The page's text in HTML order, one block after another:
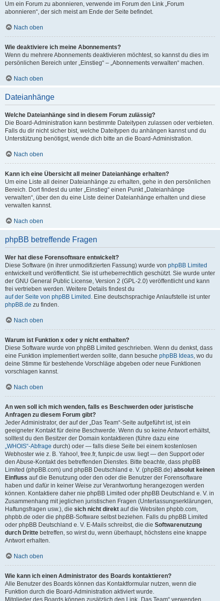
Um ein Forum zu abonnieren, verwende im Forum den Link „Forum
abonnieren“, der sich meist am Ende der Seite befindet.
Nach oben
Wie deaktiviere ich meine Abonnements?
Wenn du mehrere Abonnements deaktivieren möchtest, so kannst du dies im
persönlichen Bereich unter „Einstieg“ – „Abonnements verwalten“ machen.
Nach oben
Dateianhänge
Welche Dateianhänge sind in diesem Forum zulässig?
Die Board-Administration kann bestimmte Dateitypen zulassen oder verbieten.
Falls du dir nicht sicher bist, welche Dateitypen du anhängen kannst und du
Unterstützung benötigst, wende dich bitte an die Board-Administration.
Nach oben
Kann ich eine Übersicht all meiner Dateianhänge erhalten?
Um eine Liste all deiner Dateianhänge zu erhalten, gehe in den persönlichen
Bereich. Dort findest du unter „Einstieg“ einen Punkt „Dateianhänge
verwalten“, über den du eine Liste deiner Dateianhänge erhalten und diese
verwalten kannst.
Nach oben
phpBB betreffende Fragen
Wer hat diese Forensoftware entwickelt?
Diese Software (in ihrer unmodifizierten Fassung) wurde von phpBB Limited
entwickelt und veröffentlicht. Sie ist urheberrechtlich geschützt. Sie wurde unter
der GNU General Public License, Version 2 (GPL-2.0) veröffentlicht und kann
frei vertrieben werden. Weitere Details findest du
auf der Seite von phpBB Limited . Eine deutschsprachige Anlaufstelle ist unter
phpBB.de zu finden.
Nach oben
Warum ist Funktion x oder y nicht enthalten?
Diese Software wurde von phpBB Limited geschrieben. Wenn du denkst, dass
eine Funktion implementiert werden sollte, dann besuche phpBB Ideas, wo du
deine Stimme für bestehende Vorschläge abgeben oder neue Funktionen
vorschlagen kannst.
Nach oben
An wen soll ich mich wenden, falls es Beschwerden oder juristische
Anfragen zu diesem Forum gibt?
Jeder Administrator, der auf der „Das Team“-Seite aufgeführt ist, ist ein
geeigneter Kontakt für deine Beschwerde. Wenn du so keine Antwort erhältst,
solltest du den Besitzer der Domain kontaktieren (führe dazu eine
„WHOIS“-Abfrage durch) oder — falls diese Seite bei einem kostenlosen
Webhoster wie z. B. Yahoo!, free.fr, funpic.de usw. liegt — den Support oder
den Abuse-Kontakt des betreffenden Dienstes. Bitte beachte, dass phpBB
Limited (phpBB.com) und phpBB Deutschland e. V. (phpBB.de) absolut keinen
Einfluss auf die Benutzung oder den oder die Benutzer der Forensoftware
haben und dafür in keiner Weise zur Verantwortung herangezogen werden
können. Kontaktiere daher nie phpBB Limited oder phpBB Deutschland e. V. in
Zusammenhang mit jeglichen juristischen Fragen (Unterlassungserklärungen,
Haftungsfragen usw.), die sich nicht direkt auf die Websiten phpbb.com,
phpbb.de oder die phpBB-Software selbst beziehen. Falls du phpBB Limited
oder phpBB Deutschland e. V. E-Mails schreibst, die die Softwarenutzung
durch Dritte betreffen, so wirst du, wenn überhaupt, höchstens eine knappe
Antwort erhalten.
Nach oben
Wie kann ich einen Administrator des Boards kontaktieren?
Alle Benutzer des Boards können das Kontaktformular nutzen, wenn die
Funktion durch die Board-Administration aktiviert wurde.
Mitglieder des Boards können zusätzlich den Link „Das Team“ verwenden.